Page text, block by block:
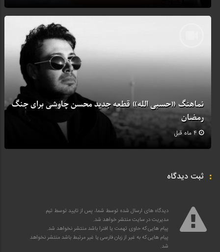
نماهنگ «حسبی الله» قطعه جدید محسن چاوشی برای جنگ
رمضان
4 ماه قبل
ثبت دیدگاه
دیدگاه های ارسال شده توسط شما، پس از تایید توسط تیم
مدیریت در سایت منتشر خواهد شد.
پیام هایی که حاوی تهمت یا افترا باشد منتشر نخواهد شد.
پیام هایی که به غیر از زبان فارسی یا غیر مرتبط باشد منتشر نخواهد
شد.